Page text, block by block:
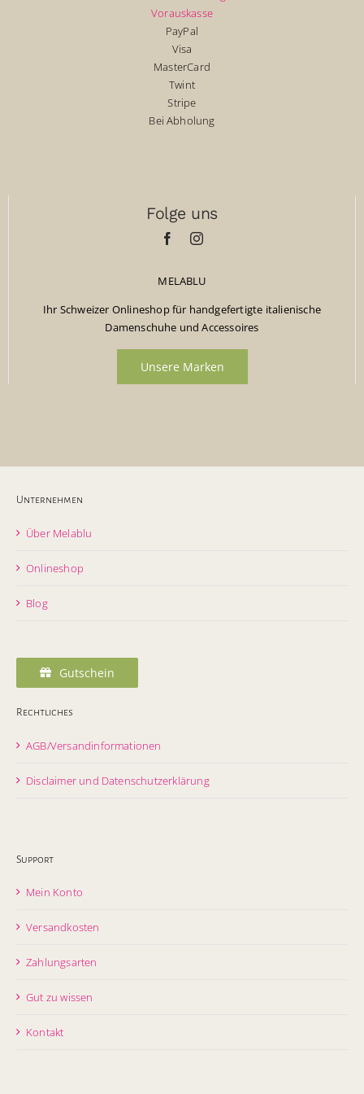
Vorauskasse
PayPal
Visa
MasterCard
Twint
Stripe
Bei Abholung
Folge uns
MELABLU
Ihr Schweizer Onlineshop für handgefertigte italienische
Damenschuhe und Accessoires
Unsere Marken
Unternehmen
Über Melablu
Onlineshop
Blog
Gutschein
Rechtliches
AGB/Versandinformationen
Disclaimer und Datenschutzerklärung
Support
Mein Konto
Versandkosten
Zahlungsarten
Gut zu wissen
Kontakt